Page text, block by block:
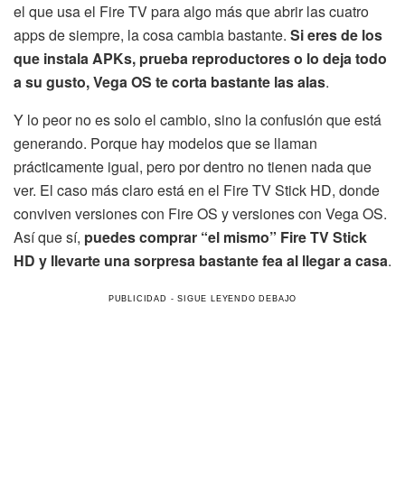
el que usa el Fire TV para algo más que abrir las cuatro
apps de siempre, la cosa cambia bastante. Si eres de los
que instala APKs, prueba reproductores o lo deja todo
a su gusto, Vega OS te corta bastante las alas.
Y lo peor no es solo el cambio, sino la confusión que está
generando. Porque hay modelos que se llaman
prácticamente igual, pero por dentro no tienen nada que
ver. El caso más claro está en el Fire TV Stick HD, donde
conviven versiones con Fire OS y versiones con Vega OS.
Así que sí, puedes comprar “el mismo” Fire TV Stick
HD y llevarte una sorpresa bastante fea al llegar a casa.